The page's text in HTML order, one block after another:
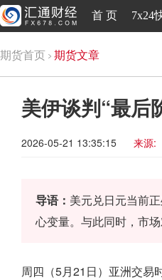
首 页 7x24
期货首页 期货文章
美伊谈判“最后
2026-05-21 13:35:15 来源:
导语： 美元兑日元当前
心变量。与此同时，市
周四（5月21日）亚洲交